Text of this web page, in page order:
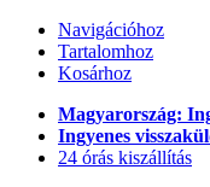
Navigációhoz
Tartalomhoz
Kosárhoz
Magyarország:
Ingyenes
24 órás kiszállítás